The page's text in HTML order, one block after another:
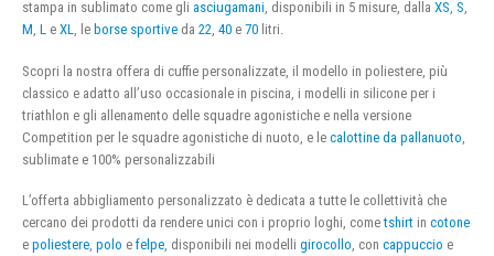
stampa in sublimato come gli asciugamani, disponibili in 5 misure, dalla XS, S,
M, L e XL, le borse sportive da 22, 40 e 70 litri.
Scopri la nostra offera di cuffie personalizzate, il modello in poliestere, più
classico e adatto all’uso occasionale in piscina, i modelli in silicone per i
triathlon e gli allenamento delle squadre agonistiche e nella versione
Competition per le squadre agonistiche di nuoto, e le calottine da pallanuoto
sublimate e 100% personalizzabili
L’offerta abbigliamento personalizzato è dedicata a tutte le collettività che
cercano dei prodotti da rendere unici con i proprio loghi, cometshirt in cotone
e poliestere polo e felpe , disponibili nei modelli girocollo , con cappuccio e